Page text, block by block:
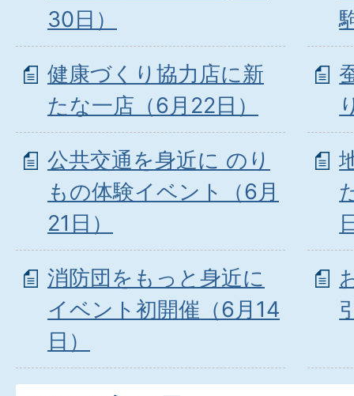
30日）
健康づくり協力店に新
たな一店（6月22日）
公共交通を身近に のり
もの体験イベント（6月
21日）
消防団をもっと身近に
イベント初開催（6月14
日）